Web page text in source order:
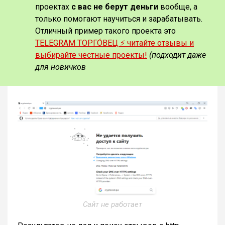
проектах с вас не берут деньги вообще, а
только помогают научиться и зарабатывать.
Отличный пример такого проекта это
TELEGRAM ТОРГО́ВЕЦ ⚡️ читайте отзывы и
выбирайте честные проекты! (подходит даже
для новичков
Сайт не работает